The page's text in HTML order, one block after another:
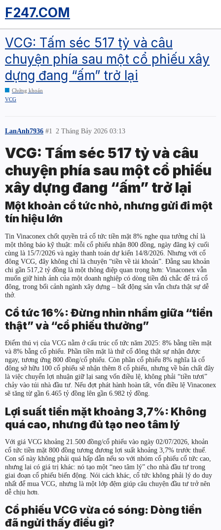
F247.COM
VCG: Tấm séc 517 tỷ và câu
chuyện phía sau một cổ phiếu xây
dựng đang “ấm” trở lại
Chứng khoán
VCG
LanAnh7936 2 Tháng Bảy 2026 03:13
#1
VCG: Tấm séc 517 tỷ và câu
chuyện phía sau một cổ phiếu
xây dựng đang “ấm” trở lại
Một khoản cổ tức nhỏ, nhưng gửi đi một
tín hiệu lớn
Tin Vinaconex chốt quyền trả cổ tức tiền mặt 8% nghe qua tưởng chỉ là
một thông báo kỹ thuật: mỗi cổ phiếu nhận 800 đồng, ngày đăng ký cuối
cùng là 15/7/2026 và ngày thanh toán dự kiến 14/8/2026. Nhưng với cổ
đông VCG, đây không chỉ là chuyện “tiền về tài khoản”. Đằng sau khoản
chi gần 517,2 tỷ đồng là một thông điệp quan trọng hơn: Vinaconex vẫn
muốn giữ hình ảnh của một doanh nghiệp có dòng tiền đủ chắc để trả cổ
đông, trong bối cảnh ngành xây dựng – bất động sản vẫn chưa thật sự dễ
thở.
Cổ tức 16%: Đừng nhìn nhầm giữa “tiền
thật” và “cổ phiếu thưởng”
Điểm thú vị của VCG nằm ở cấu trúc cổ tức năm 2025: 8% bằng tiền mặt
và 8% bằng cổ phiếu. Phần tiền mặt là thứ cổ đông thật sự nhận được
ngay, tương ứng 800 đồng/cổ phiếu. Còn phần cổ phiếu 8% nghĩa là cổ
đông sở hữu 100 cổ phiếu sẽ nhận thêm 8 cổ phiếu, nhưng về bản chất đây
là việc chuyển lợi nhuận giữ lại sang vốn điều lệ, không phải “tiền tươi”
chảy vào túi nhà đầu tư. Nếu đợt phát hành hoàn tất, vốn điều lệ Vinaconex
sẽ tăng từ gần 6.465 tỷ đồng lên gần 6.982 tỷ đồng.
Lợi suất tiền mặt khoảng 3,7%: Không
quá cao, nhưng đủ tạo neo tâm lý
Với giá VCG khoảng 21.500 đồng/cổ phiếu vào ngày 02/07/2026, khoản
cổ tức tiền mặt 800 đồng tương đương lợi suất khoảng 3,7% trước thuế.
Con số này không phải quá hấp dẫn nếu so với nhóm cổ phiếu cổ tức cao,
nhưng lại có giá trị khác: nó tạo một “neo tâm lý” cho nhà đầu tư trong
giai đoạn cổ phiếu biến động. Nói cách khác, cổ tức không phải lý do duy
nhất để mua VCG, nhưng là một lớp đệm giúp câu chuyện đầu tư trở nên
dễ chịu hơn.
Cổ phiếu VCG vừa có sóng: Dòng tiền
đã ngửi thấy điều gì?